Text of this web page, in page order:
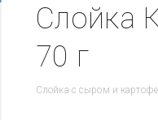
Слойка
70 г
Слойка с сыром и